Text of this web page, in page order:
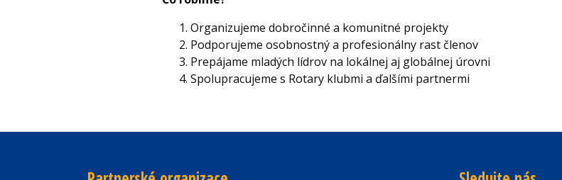
Organizujeme dobročinné a komunitné projekty
Podporujeme osobnostný a profesionálny rast členov
Prepájame mladých lídrov na lokálnej aj globálnej úrovni
Spolupracujeme s Rotary klubmi a ďalšími partnermi